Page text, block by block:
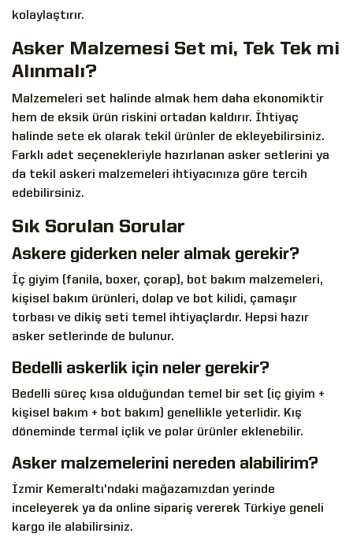
kolaylaştırır.
Asker Malzemesi Set mi, Tek Tek mi
Alınmalı?
Malzemeleri set halinde almak hem daha ekonomiktir
hem de eksik ürün riskini ortadan kaldırır. İhtiyaç
halinde sete ek olarak tekil ürünler de ekleyebilirsiniz.
Farklı adet seçenekleriyle hazırlanan asker setlerini ya
da tekil askeri malzemeleri ihtiyacınıza göre tercih
edebilirsiniz.
Sık Sorulan Sorular
Askere giderken neler almak gerekir?
İç giyim (fanila, boxer, çorap), bot bakım malzemeleri,
kişisel bakım ürünleri, dolap ve bot kilidi, çamaşır
torbası ve dikiş seti temel ihtiyaçlardır. Hepsi hazır
asker setlerinde de bulunur.
Bedelli askerlik için neler gerekir?
Bedelli süreç kısa olduğundan temel bir set (iç giyim +
kişisel bakım + bot bakım) genellikle yeterlidir. Kış
döneminde termal içlik ve polar ürünler eklenebilir.
Asker malzemelerini nereden alabilirim?
İzmir Kemeraltı'ndaki mağazamızdan yerinde
inceleyerek ya da online sipariş vererek Türkiye geneli
kargo ile alabilirsiniz.